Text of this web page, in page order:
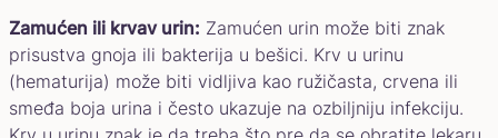
Zamućen ili krvav urin: Zamućen urin može biti znak
prisustva gnoja ili bakterija u bešici. Krv u urinu
(hematurija) može biti vidljiva kao ružičasta, crvena ili
smeđa boja urina i često ukazuje na ozbiljniju infekciju.